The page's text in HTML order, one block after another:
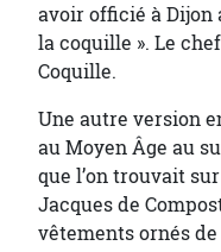
avoir officié à Dijon
la coquille ». Le
Coquille.
Une autre version
au Moyen Âge au
que l’on trouvait
Jacques de
vêtements ornés